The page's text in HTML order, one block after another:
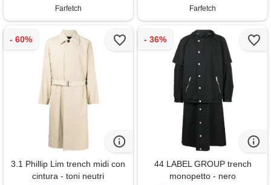
Farfetch
Farfetch
3.1 Phillip Lim trench midi con
cintura - toni neutri
44 LABEL GROUP trench
monopetto - nero